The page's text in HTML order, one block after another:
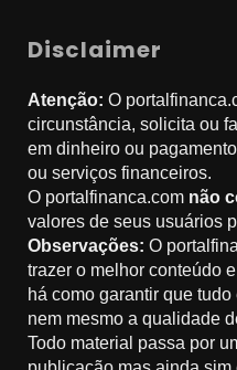
Disclaimer
Atenção: O
circunstância, solicita ou
em dinheiro ou
ou serviços financeiros.
O portalfinanca.com não
valores de seus usuários
Observações: O
trazer o melhor conteúdo
há como garantir que
nem mesmo a qualidade
Todo material passa por